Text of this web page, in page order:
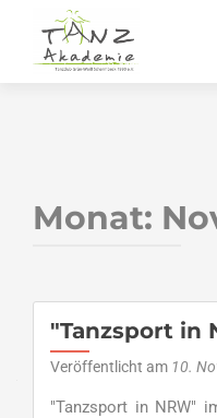
Monat:
"Tanzsport in
Veröffentlicht am 10.
"Tanzsport in NRW"